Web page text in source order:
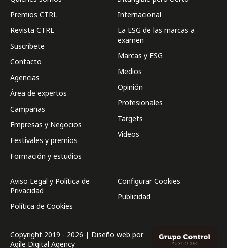
Premios CTRL
Revista CTRL
Suscríbete
Contacto
Agencias
Área de expertos
Campañas
Empresas y Negocios
Festivales y premios
Formación y estudios
Internacional
La ESG de las marcas a
examen
Marcas y ESG
Medios
Opinión
Profesionales
Targets
Videos
Aviso Legal y Política de
Privacidad
Política de Cookies
Configurar Cookies
Publicidad
Copyright 2019 - 2026 | Diseño web por
Agile Digital Agency